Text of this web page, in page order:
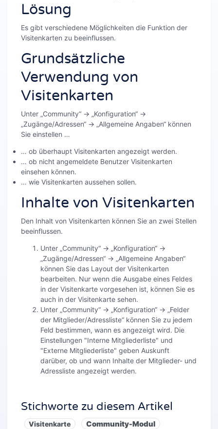
Lösung
Es gibt verschiedene Möglichkeiten die Funktion der
Visitenkarten zu beeinflussen.
Grundsätzliche
Verwendung von
Visitenkarten
Unter „Community“ → „Konfiguration“ →
„Zugänge/Adressen“ → „Allgemeine Angaben“ können
Sie einstellen …
… ob überhaupt Visitenkarten angezeigt werden.
… ob nicht angemeldete Benutzer Visitenkarten
einsehen können.
… wie Visitenkarten aussehen sollen.
Inhalte von Visitenkarten
Den Inhalt von Visitenkarten können Sie an zwei Stellen
beeinflussen.
Unter „Community“ → „Konfiguration“ →
„Zugänge/Adressen“ → „Allgemeine Angaben“
können Sie das Layout der Visitenkarten
bearbeiten. Nur wenn die Ausgabe eines Feldes
in der Visitenkarte vorgesehen ist, können Sie es
auch in der Visitenkarte sehen.
Unter „Community“ → „Konfiguration“ → „Felder
der Mitglieder/Adressliste“ können Sie zu jedem
Feld bestimmen, wann es angezeigt wird. Die
Einstellungen "Interne Mitgliederliste" und
"Externe Mitgliederliste" geben Auskunft
darüber, ob und wann Inhalte der Mitglieder- und
Adressliste angezeigt werden.
Stichworte zu diesem Artikel
Visitenkarte Community-Modul